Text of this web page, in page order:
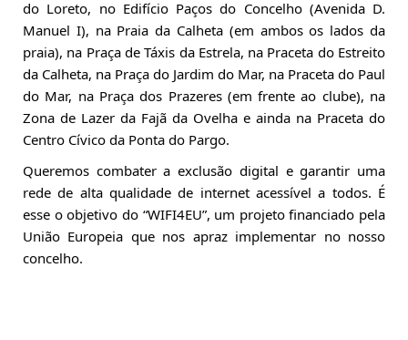
do Loreto, no Edifício Paços do Concelho (Avenida D.
Manuel I), na Praia da Calheta (em ambos os lados da
praia), na Praça de Táxis da Estrela, na Praceta do Estreito
da Calheta, na Praça do Jardim do Mar, na Praceta do Paul
do Mar, na Praça dos Prazeres (em frente ao clube), na
Zona de Lazer da Fajã da Ovelha e ainda na Praceta do
Centro Cívico da Ponta do Pargo.
Queremos combater a exclusão digital e garantir uma
rede de alta qualidade de internet acessível a todos. É
esse o objetivo do “WIFI4EU”, um projeto financiado pela
União Europeia que nos apraz implementar no nosso
concelho.